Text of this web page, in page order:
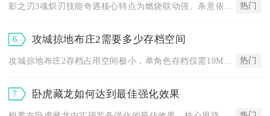
影之刃3魂炽刃技能奇遇核心特点为燃烧联动强、杀意依赖高、后摇... 热门
6 攻城掠地布庄2需要多少存档空间
热门
7 卧虎藏龙如何达到最佳强化效果